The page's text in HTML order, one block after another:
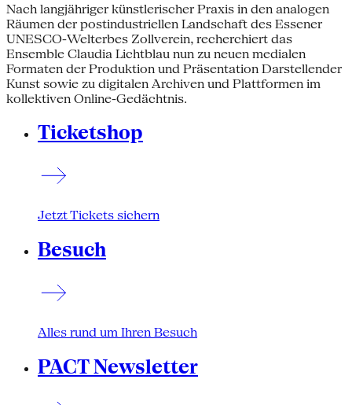
Nach langjähriger künstlerischer Praxis in den analogen
Räumen der postindustriellen Landschaft des Essener
UNESCO-Welterbes Zollverein, recherchiert das
Ensemble Claudia Lichtblau nun zu neuen medialen
Formaten der Produktion und Präsentation Darstellender
Kunst sowie zu digitalen Archiven und Plattformen im
kollektiven Online-Gedächtnis.
Ticketshop
Jetzt Tickets sichern
Besuch
Alles rund um Ihren Besuch
PACT Newsletter